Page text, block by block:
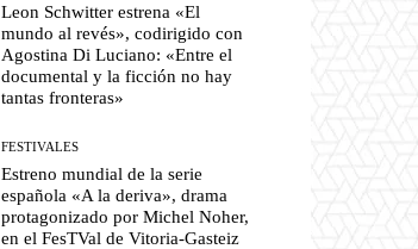
Leon Schwitter estrena «El
mundo al revés», codirigido con
Agostina Di Luciano: «Entre el
documental y la ficción no hay
tantas fronteras»
FESTIVALES
Estreno mundial de la serie
española «A la deriva», drama
protagonizado por Michel Noher,
en el FesTVal de Vitoria-Gasteiz